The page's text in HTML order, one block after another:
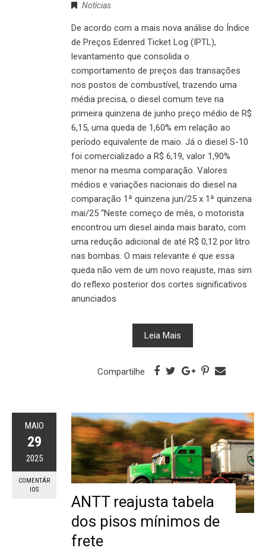
Notícias
De acordo com a mais nova análise do Índice
de Preços Edenred Ticket Log (IPTL),
levantamento que consolida o
comportamento de preços das transações
nos postos de combustível, trazendo uma
média precisa, o diesel comum teve na
primeira quinzena de junho preço médio de R$
6,15, uma queda de 1,60% em relação ao
período equivalente de maio. Já o diesel S-10
foi comercializado a R$ 6,19, valor 1,90%
menor na mesma comparação. Valores
médios e variações nacionais do diesel na
comparação 1ª quinzena jun/25 x 1ª quinzena
mai/25 “Neste começo de mês, o motorista
encontrou um diesel ainda mais barato, com
uma redução adicional de até R$ 0,12 por litro
nas bombas. O mais relevante é que essa
queda não vem de um novo reajuste, mas sim
do reflexo posterior dos cortes significativos
anunciados
Leia Mais
Compartilhe
MAIO
29
2025
COMENTÁR
IOS
ANTT reajusta tabela
dos pisos mínimos de
frete